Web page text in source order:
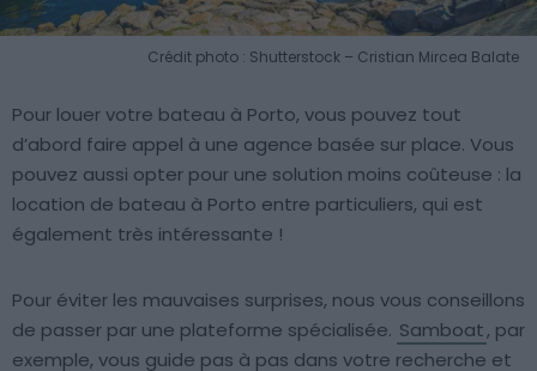
Crédit photo : Shutterstock – Cristian Mircea Balate
Pour louer votre bateau à Porto, vous pouvez tout
d’abord faire appel à une agence basée sur place. Vous
pouvez aussi opter pour une solution moins coûteuse : la
location de bateau à Porto entre particuliers, qui est
également très intéressante !
Pour éviter les mauvaises surprises, nous vous conseillons
de passer par une plateforme spécialisée. Samboat, par
exemple, vous guide pas à pas dans votre recherche et